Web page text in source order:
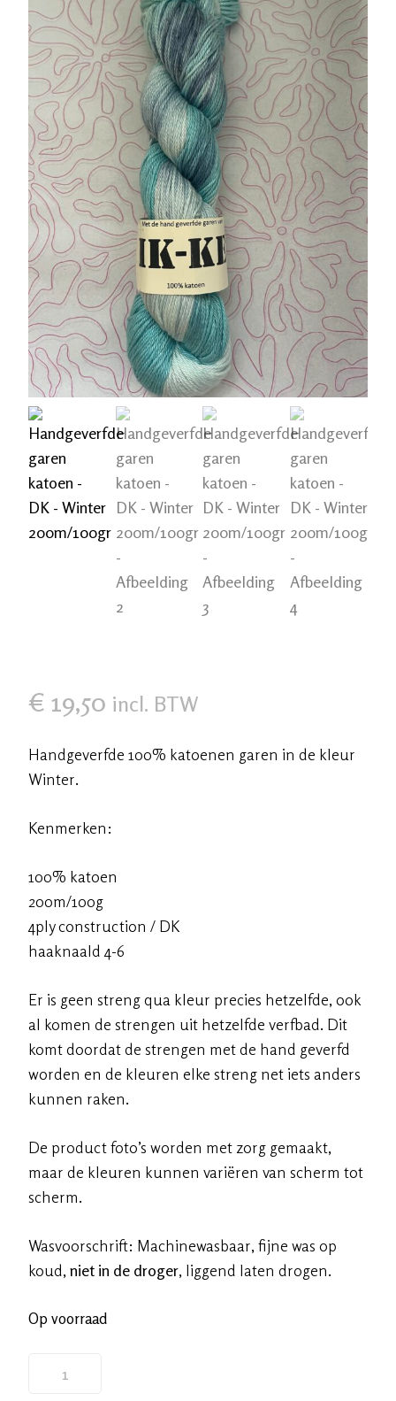
€ 19,50 incl. BTW
Handgeverfde 100% katoenen garen in de kleur
Winter.
Kenmerken:
100% katoen
200m/100g
4ply construction / DK
haaknaald 4-6
Er is geen streng qua kleur precies hetzelfde, ook
al komen de strengen uit hetzelfde verfbad. Dit
komt doordat de strengen met de hand geverfd
worden en de kleuren elke streng net iets anders
kunnen raken.
De product foto’s worden met zorg gemaakt,
maar de kleuren kunnen variëren van scherm tot
scherm.
Wasvoorschrift: Machinewasbaar, fijne was op
koud, niet in de droger, liggend laten drogen.
Op voorraad